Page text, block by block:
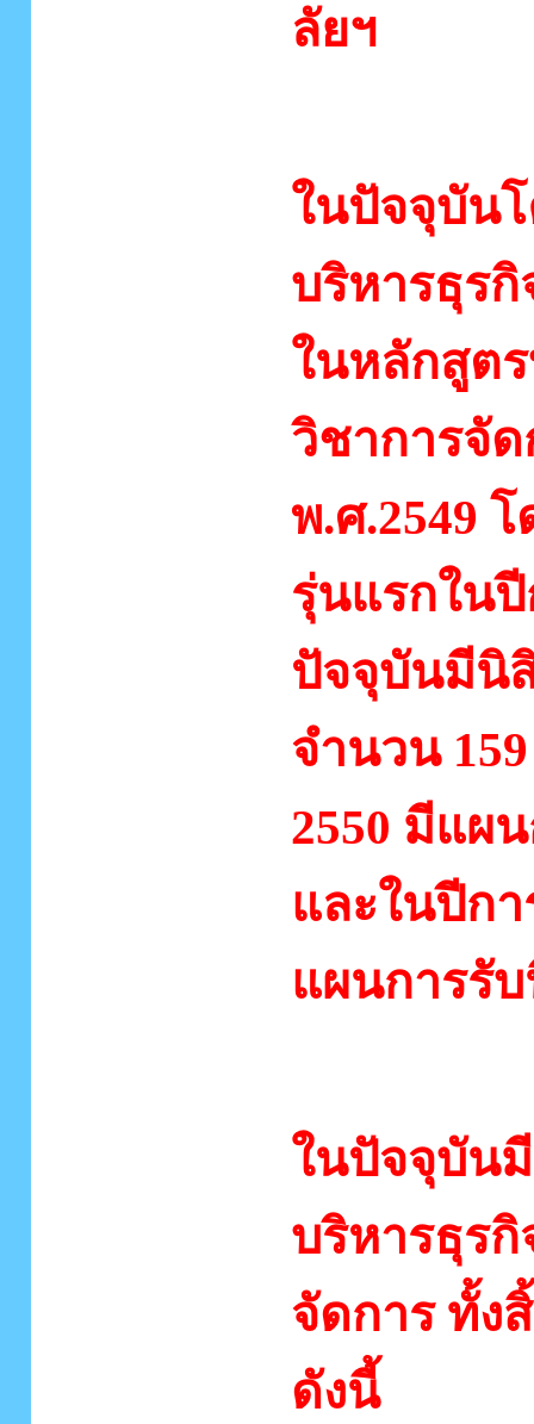
ลัยฯ
ในปัจจุบัน
บริหารธุรกิ
ในหลักสูต
วิชาการจั
พ.ศ.2549
รุ่นแรกในปี
ปัจจุบันมีนิ
จำนวน
2550 มีแผ
และในปีกา
แผนการรั
ในปัจจุบัน
บริหารธุร
จัดการ ทั้ง
ดังนี้